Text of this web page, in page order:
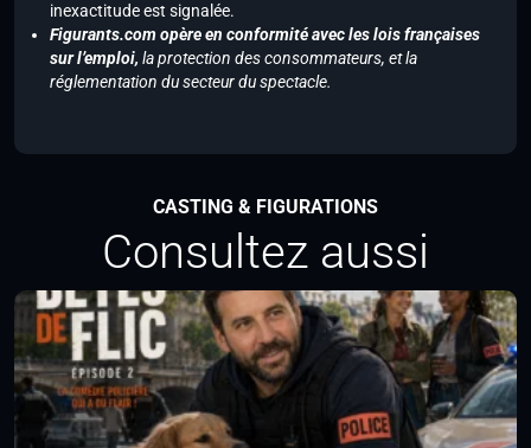
inexactitude est signalée.
Figurants.com opère en conformité avec les lois françaises
sur l’emploi, la protection des consommateurs, et la
réglementation du secteur du spectacle.
CASTING & FIGURATIONS
Consultez aussi